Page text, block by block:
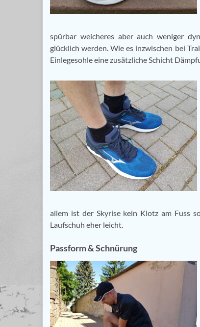
spürbar weicheres aber auch weniger
glücklich werden. Wie es inzwischen bei
Einlegesohle eine zusätzliche Schicht
allem ist der Skyrise kein Klotz am Fuss
Laufschuh eher leicht.
Passform & Schnürung